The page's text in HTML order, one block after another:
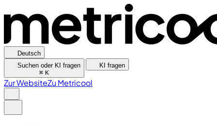
Deutsch
Suchen oder KI fragen
⌘ K
KI fragen
Zur WebsiteZu Metricool